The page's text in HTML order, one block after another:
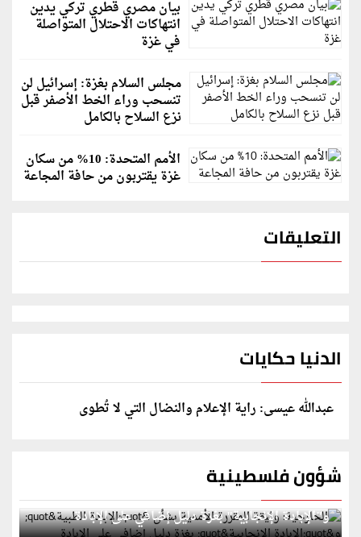
بيان مصري قطري تركي يدين
انتهاكات الاحتلال المتواصلة
في غزة
مجلس السلام بغزة: إسرائيل لن
تنسحب وراء الخط الأصفر قبل
نزع السلاح بالكامل
الأمم المتحدة: 10% من سكان
غزة يقتربون من حافة المجاعة
التعليقات
الدنيا حكايات
عبدالله عيسى: راية الإعلام والنضال التي لا تُطوى
شؤون فلسطينية
الخارجية: وثيقة المقررة الأممية بشأن "الإبادة الطبية"
و"الإبادة الإنجابية" بغزة دليل إضافي على الإبادة